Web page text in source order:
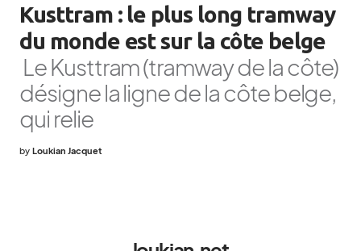
Kusttram : le plus long tramway
du monde est sur la côte belge
Le Kusttram (tramway de la côte)
désigne la ligne de la côte belge,
qui relie
by Loukian Jacquet